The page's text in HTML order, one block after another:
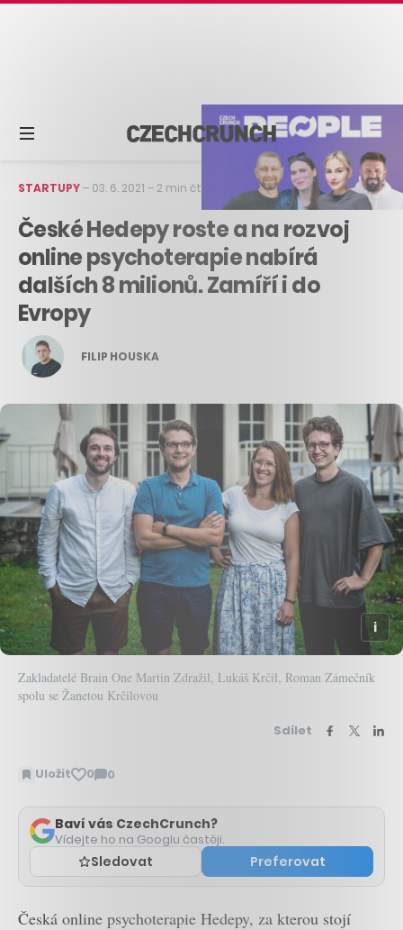
STARTUPY– 03. 6. 2021 – 2 min čtení
České Hedepy roste a na rozvoj
online psychoterapie nabírá
dalších 8 milionů. Zamíří i do
Evropy
FILIP HOUSKA
Zakladatelé Brain One Martin Zdražil, Lukáš Krčil, Roman Zámečník
spolu se Žanetou Krčilovou
Sdílet
Uložit 0 0
Zobrazit
Baví vás CzechCrunch?
Vídejte ho na Googlu častěji.
Sledovat Preferovat
Česká online psychoterapie Hedepy, za kterou stojí